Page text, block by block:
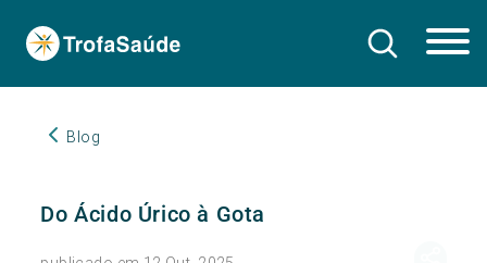
Blog
Do Ácido Úrico à Gota